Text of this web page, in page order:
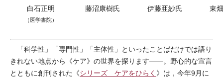
白石正明
（医学書院）
藤沼康樹氏 伊藤亜紗氏 東
「科学性」「専門性」「主体性」といったことばだけでは語り
きれない地点から《ケア》の世界を探ります――。野心的な宣言
とともに創刊された《シリーズ ケアをひらく 》は，今年9月に